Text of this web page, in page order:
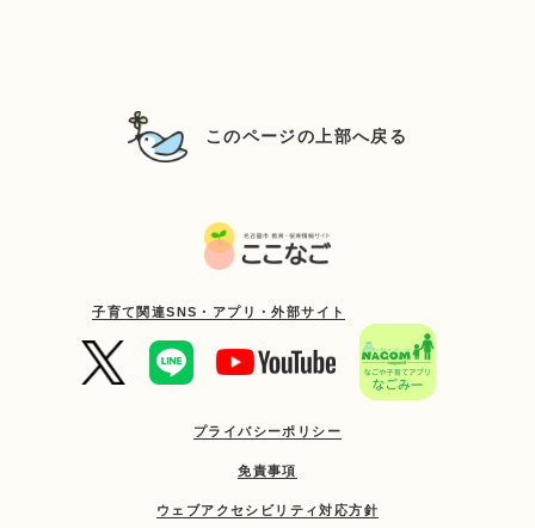
このページの上部へ戻る
子育て関連SNS・アプリ・外部サイト
プライバシーポリシー
免責事項
ウェブアクセシビリティ対応方針